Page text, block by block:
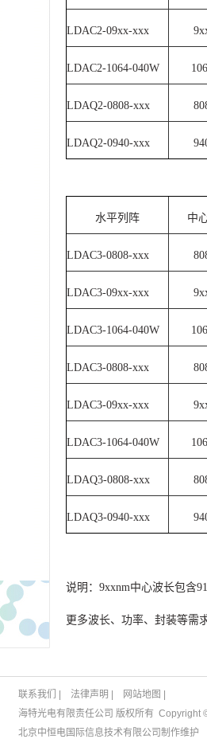
LDAC2-09xx-xxx
LDAC2-1064-040W
LDAQ2-0808-xxx
LDAQ2-0940-xxx
水平列阵 中
LDAC3-0808-xxx
LDAC3-09xx-xxx
LDAC3-1064-040W
LDAC3-0808-xxx
LDAC3-09xx-xxx
LDAC3-1064-040W
LDAQ3-0808-xxx
LDAQ3-0940-xxx
说明：9xxnm中心波长包含
更多波长、功率、封装等需
联系我们 法律声明 网站地图
海特光电有限责任公司 版权所有
北京中恒电国际信息技术有限公司 制作维护